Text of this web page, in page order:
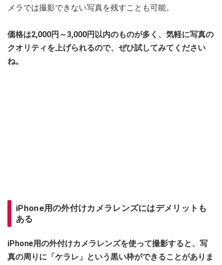
メラでは撮影できない写真を残すことも可能。
価格は2,000円～3,000円以内のものが多く、気軽に写真の
クオリティを上げられるので、ぜひ試してみてください
ね。
iPhone用の外付けカメラレンズにはデメリットも
ある
iPhone用の外付けカメラレンズを使って撮影すると、写
真の周りに「ケラレ」という黒い枠ができることがありま